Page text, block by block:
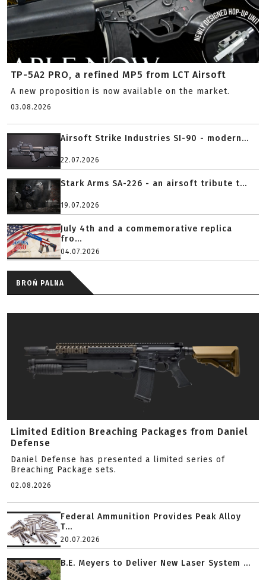
TP-5A2 PRO, a refined MP5 from LCT Airsoft
A new proposition is now available on the market.
03.08.2026
Airsoft Strike Industries SI-90 - modern...
22.07.2026
Stark Arms SA-226 - an airsoft tribute t...
19.07.2026
July 4th and a commemorative replica
fro...
04.07.2026
BROŃ PALNA
Limited Edition Breaching Packages from Daniel
Defense
Daniel Defense has presented a limited series of
Breaching Package sets.
02.08.2026
Federal Ammunition Provides Peak Alloy
T...
20.07.2026
B.E. Meyers to Deliver New Laser System ...